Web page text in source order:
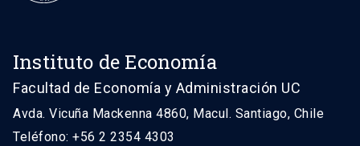
Instituto de Economía
Facultad de Economía y Administración UC
Avda. Vicuña Mackenna 4860, Macul. Santiago, Chile
Teléfono: +56 2 2354 4303